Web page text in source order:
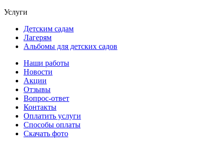
Услуги
Детским садам
Лагерям
Альбомы для детских садов
Наши работы
Новости
Акции
Отзывы
Вопрос-ответ
Контакты
Оплатить услуги
Способы оплаты
Скачать фото